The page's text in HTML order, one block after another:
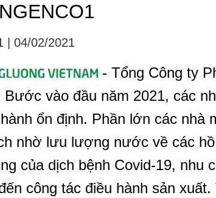
04/02/2021
- Tổng Công ty
Bước vào đầu năm 2021, các
ổn định. Phần lớn các nhà
nhờ lưu lượng nước về các
của dịch bệnh Covid-19, nhu
công tác điều hành sản